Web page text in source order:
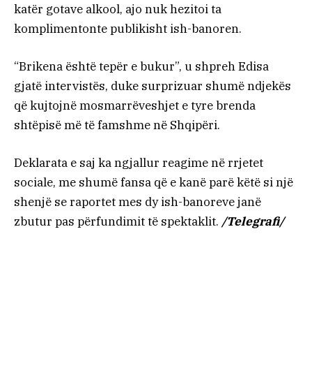
katër gotave alkool, ajo nuk hezitoi ta
komplimentonte publikisht ish-banoren.
“Brikena është tepër e bukur”, u shpreh Edisa
gjatë intervistës, duke surprizuar shumë ndjekës
që kujtojnë mosmarrëveshjet e tyre brenda
shtëpisë më të famshme në Shqipëri.
Deklarata e saj ka ngjallur reagime në rrjetet
sociale, me shumë fansa që e kanë parë këtë si një
shenjë se raportet mes dy ish-banoreve janë
zbutur pas përfundimit të spektaklit. /Telegrafi/